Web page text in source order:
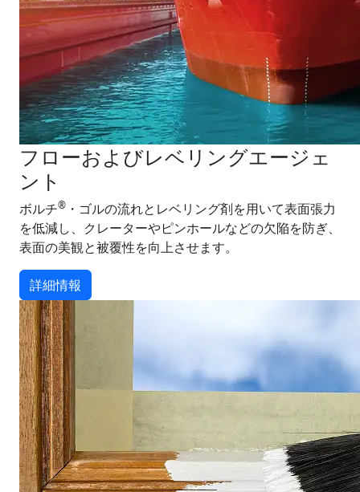
フローおよびレベリングエージェ
ント
ボルチ® ・ゴルの流れとレベリング剤を用いて表面張力
を低減し、クレーターやピンホールなどの欠陥を防ぎ、
表面の美観と被覆性を向上させます。
詳細情報